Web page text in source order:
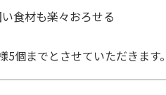
食材も楽々おろせる
個までとさせていただきます。